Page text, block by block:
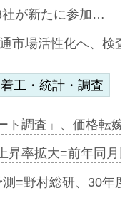
社が新たに参加…
市場活性化へ、検
着工・統計・調査
ト調査」、価格転
昇率拡大=前年同
=野村総研、30年